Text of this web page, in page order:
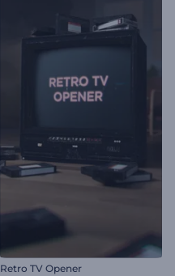
Retro TV Opener